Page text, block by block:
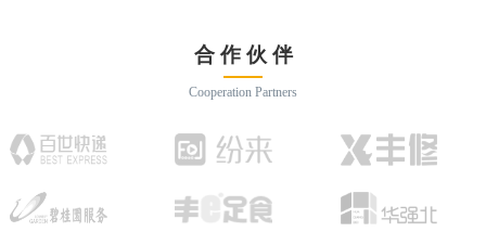
合 作 伙 伴
Cooperation Partners